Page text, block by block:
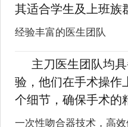
其适合学生及上班族
经验丰富的医生团队
主刀医生团队均
验，他们在手术操作
个细节，确保手术的
一次性吻合器技术，高效